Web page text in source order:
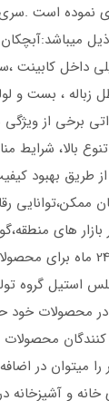
نموده است
داخل کابینت
زباله ، بست و
برخی از ویژگی
:تنوع بالا،
طریق بهبود
ممکن،توانایی
های
استیل گروه
محصولات خود
کنندگان
را میتوان در
خانه و